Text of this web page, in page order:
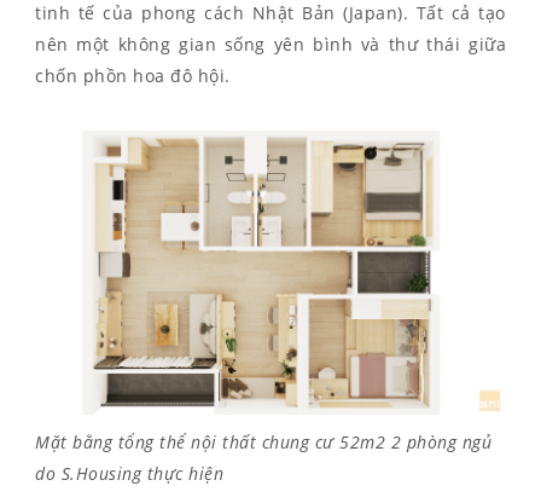
tinh tế của phong cách Nhật Bản (Japan). Tất cả tạo
nên một không gian sống yên bình và thư thái giữa
chốn phồn hoa đô hội.
Mặt bằng tổng thể nội thất chung cư 52m2 2 phòng ngủ
do S.Housing thực hiện